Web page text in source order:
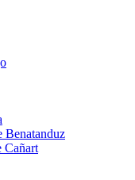
Benatanduz
Cañart